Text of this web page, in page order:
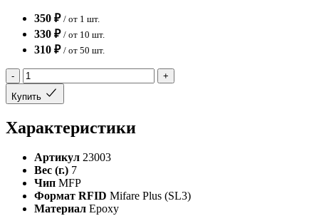
350 ₽ / от 1 шт.
330 ₽ / от 10 шт.
310 ₽ / от 50 шт.
-
+
Купить
Характеристики
Артикул 23003
Вес (г.) 7
Чип MFP
Формат RFID Mifare Plus (SL3)
Материал Epoxy